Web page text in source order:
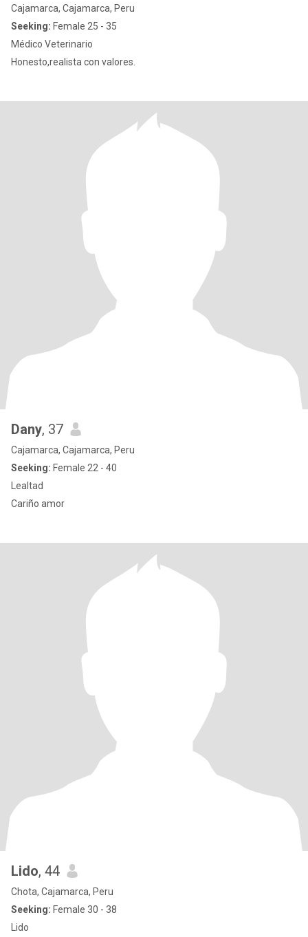
Cajamarca, Cajamarca, Peru
Seeking: Female 25 - 35
Médico Veterinario
Honesto,realista con valores.
Dany, 37
Cajamarca, Cajamarca, Peru
Seeking: Female 22 - 40
Lealtad
Cariño amor
Lido, 44
Chota, Cajamarca, Peru
Seeking: Female 30 - 38
Lido